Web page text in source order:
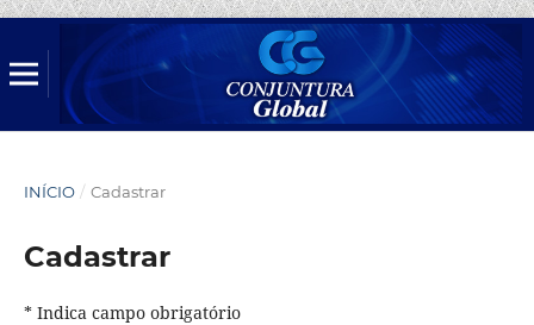
INÍCIO / Cadastrar
Cadastrar
* Indica campo obrigatório